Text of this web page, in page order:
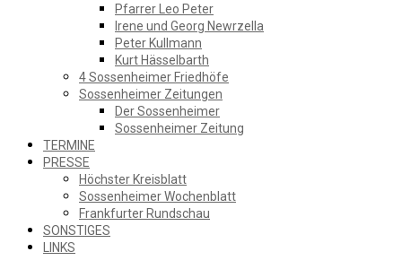
Pfarrer Leo Peter
Irene und Georg Newrzella
Peter Kullmann
Kurt Hässelbarth
4 Sossenheimer Friedhöfe
Sossenheimer Zeitungen
Der Sossenheimer
Sossenheimer Zeitung
TERMINE
PRESSE
Höchster Kreisblatt
Sossenheimer Wochenblatt
Frankfurter Rundschau
SONSTIGES
LINKS